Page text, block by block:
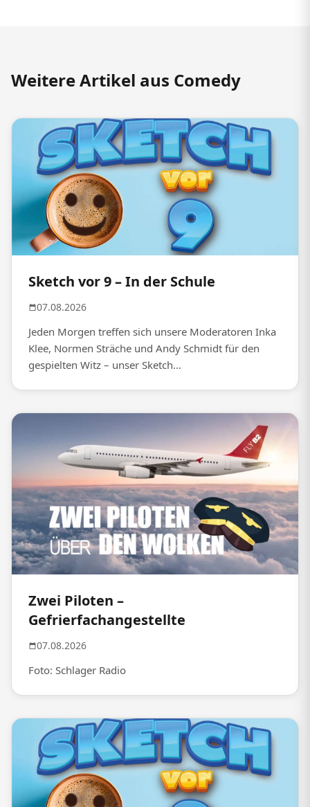
Weitere Artikel aus Comedy
Sketch vor 9 – In der Schule
07.08.2026
Jeden Morgen treffen sich unsere Moderatoren Inka
Klee, Normen Sträche und Andy Schmidt für den
gespielten Witz – unser Sketch...
Zwei Piloten –
Gefrierfachangestellte
07.08.2026
Foto: Schlager Radio